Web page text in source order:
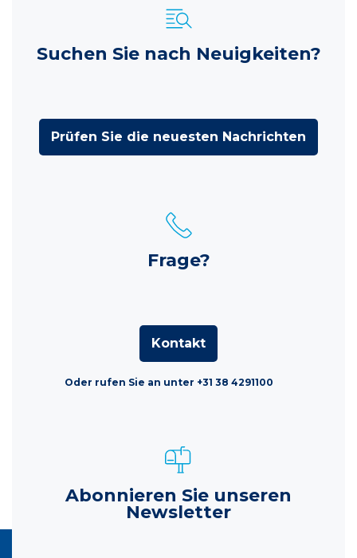
Suchen Sie nach Neuigkeiten?
Prüfen Sie die neuesten Nachrichten
Frage?
Kontakt
Oder rufen Sie an unter +31 38 4291100
Abonnieren Sie unseren
Newsletter